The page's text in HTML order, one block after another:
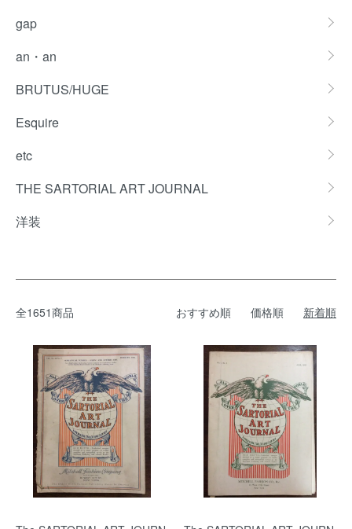
gap
an・an
BRUTUS/HUGE
Esquire
etc
THE SARTORIAL ART JOURNAL
洋装
全1651商品 おすすめ順 価格順 新着順